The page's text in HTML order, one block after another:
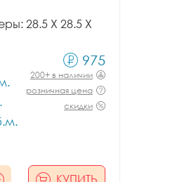
28.5 X 28.5 X
975
200+ в наличии
розничная цена
скидки
КУПИТЬ